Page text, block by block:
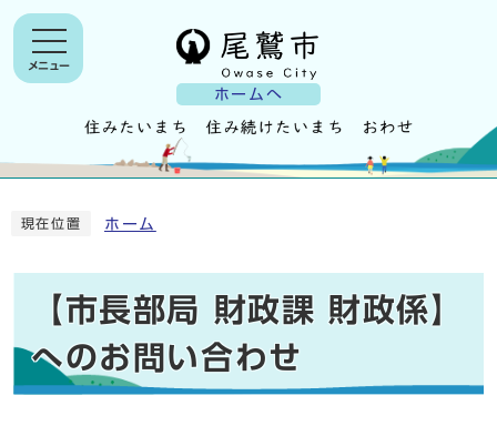
ホームへ
メニュー
現在位置 ホーム
【市長部局 財政課 財政係】
へのお問い合わせ